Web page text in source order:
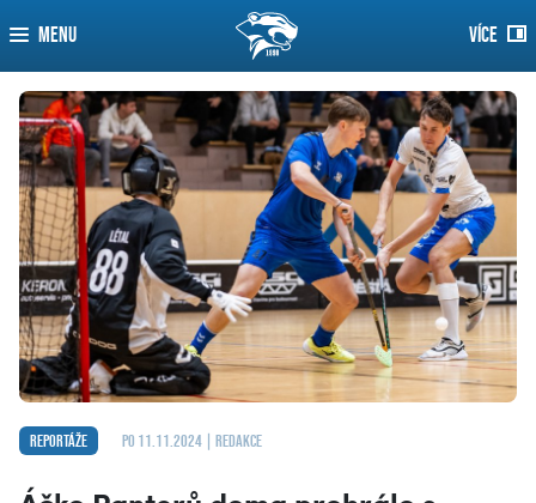
MENU VÍCE
Reportáže po 11.11.2024 | redakce